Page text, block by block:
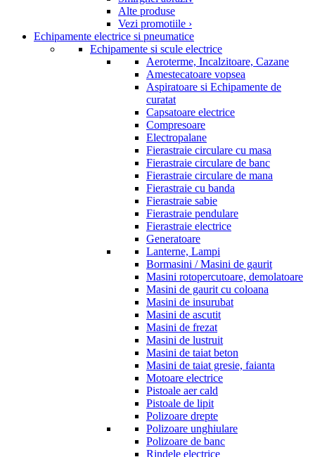
Alte produse
Vezi promotiile ›
Echipamente electrice si pneumatice
Echipamente si scule electrice
Aeroterme, Incalzitoare, Cazane
Amestecatoare vopsea
Aspiratoare si Echipamente de
curatat
Capsatoare electrice
Compresoare
Electropalane
Fierastraie circulare cu masa
Fierastraie circulare de banc
Fierastraie circulare de mana
Fierastraie cu banda
Fierastraie sabie
Fierastraie pendulare
Fierastraie electrice
Generatoare
Lanterne, Lampi
Bormasini / Masini de gaurit
Masini rotopercutoare, demolatoare
Masini de gaurit cu coloana
Masini de insurubat
Masini de ascutit
Masini de frezat
Masini de lustruit
Masini de taiat beton
Masini de taiat gresie, faianta
Motoare electrice
Pistoale aer cald
Pistoale de lipit
Polizoare drepte
Polizoare unghiulare
Polizoare de banc
Rindele electrice